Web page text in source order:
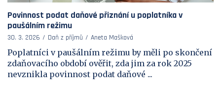
Povinnost podat daňové přiznání u poplatníka v
paušálním režimu
30. 3. 2026 Daň z příjmů Aneta Mašková
Poplatníci v paušálním režimu by měli po skončení
zdaňovacího období ověřit, zda jim za rok 2025
nevznikla povinnost podat daňové ...